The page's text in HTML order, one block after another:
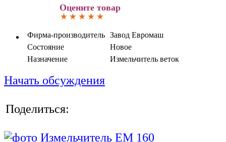
Оцените товар
Фирма-производитель Завод Евромаш
Состояние
Новое
Назначение
Измельчитель веток
Начать обсуждения
Поделиться: